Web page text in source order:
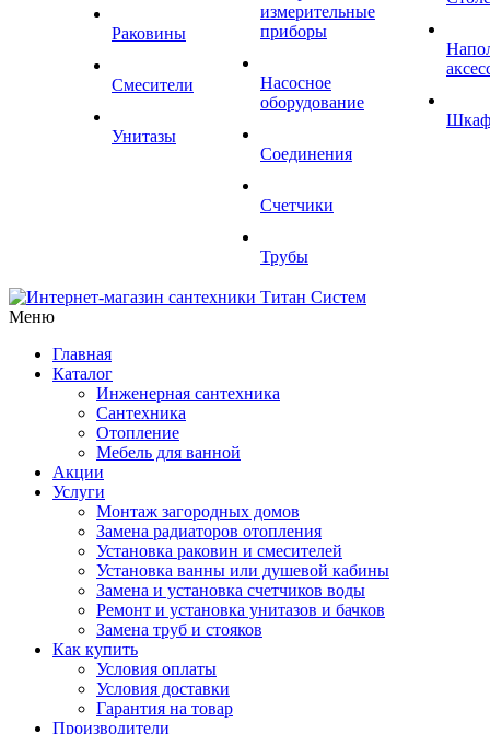
Раковины
Смесители
Унитазы
измерительные
приборы
Насосное
оборудование
Соединения
Счетчики
Трубы
Меню
Главная
Каталог
Инженерная сантехника
Сантехника
Отопление
Мебель для ванной
Акции
Услуги
Монтаж загородных домов
Замена радиаторов отопления
Установка раковин и смесителей
Установка ванны или душевой кабины
Замена и установка счетчиков воды
Ремонт и установка унитазов и бачков
Замена труб и стояков
Как купить
Условия оплаты
Условия доставки
Гарантия на товар
Производители